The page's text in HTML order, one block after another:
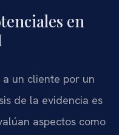
en
un cliente por un
de la evidencia es
aspectos como